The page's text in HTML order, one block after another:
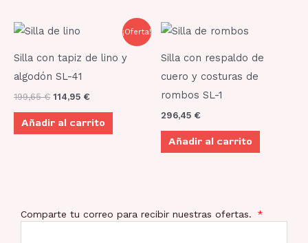
¡Oferta!
Silla con tapiz de lino y
algodón SL-41
199,65€
El
era:
199,65 €.
114,95 €
es:
Añadir al carrito
Silla con respaldo de
cuero y costuras de
rombos SL-1
296,45 €
Añadir al carrito
Comparte tu correo para recibir nuestras ofertas.